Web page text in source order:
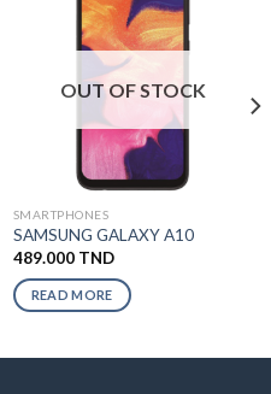
OUT OF STOCK
SMARTPHONES
SAMSUNG GALAXY A10
489.000 TND
READ MORE